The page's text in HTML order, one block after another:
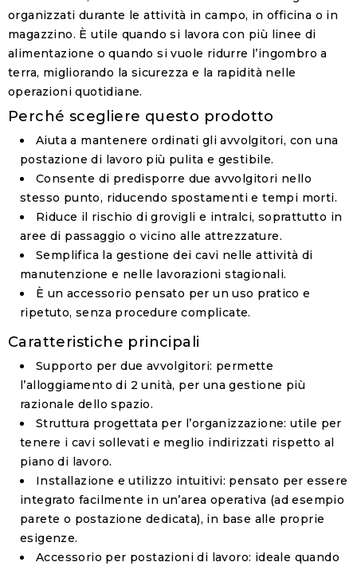
organizzati durante le attività in campo, in officina o in
magazzino. È utile quando si lavora con più linee di
alimentazione o quando si vuole ridurre l’ingombro a
terra, migliorando la sicurezza e la rapidità nelle
operazioni quotidiane.
Perché scegliere questo prodotto
Aiuta a mantenere ordinati gli avvolgitori, con una
postazione di lavoro più pulita e gestibile.
Consente di predisporre due avvolgitori nello
stesso punto, riducendo spostamenti e tempi morti.
Riduce il rischio di grovigli e intralci, soprattutto in
aree di passaggio o vicino alle attrezzature.
Semplifica la gestione dei cavi nelle attività di
manutenzione e nelle lavorazioni stagionali.
È un accessorio pensato per un uso pratico e
ripetuto, senza procedure complicate.
Caratteristiche principali
Supporto per due avvolgitori: permette
l’alloggiamento di 2 unità, per una gestione più
razionale dello spazio.
Struttura progettata per l’organizzazione: utile per
tenere i cavi sollevati e meglio indirizzati rispetto al
piano di lavoro.
Installazione e utilizzo intuitivi: pensato per essere
integrato facilmente in un’area operativa (ad esempio
parete o postazione dedicata), in base alle proprie
esigenze.
Accessorio per postazioni di lavoro: ideale quando